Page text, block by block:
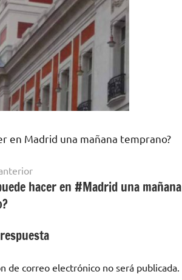
en Madrid una mañana temprano?
hacer en #Madrid una mañana
de correo electrónico no será publicada.